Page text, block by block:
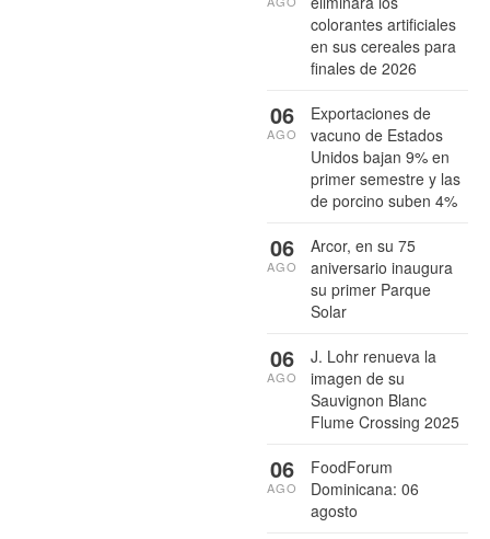
colorantes artificiales
en sus cereales para
finales de 2026
Exportaciones de
vacuno de Estados
Unidos bajan 9% en
primer semestre y las
de porcino suben 4%
06
AGO
Arcor, en su 75
aniversario inaugura
su primer Parque
Solar
06
AGO
J. Lohr renueva la
imagen de su
Sauvignon Blanc
Flume Crossing 2025
06
AGO
FoodForum
Dominicana: 06
agosto
06
AGO